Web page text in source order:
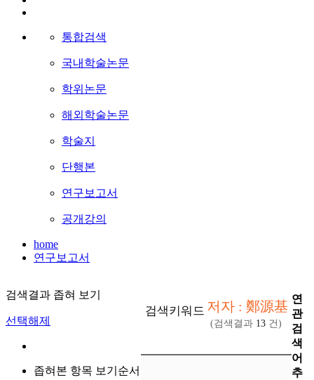
통합검색
국내학술논문
학위논문
해외학술논문
학술지
단행본
연구보고서
공개강의
home
연구보고서
검색결과 좁혀 보기
선택해제
좁혀본 항목 보기순서
검색키워드 저자 : 鄭源基
(검색결과 13 건)
연
관
검
색
어
추